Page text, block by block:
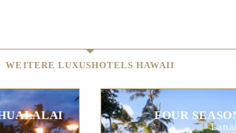
WEITERE LUXUSHOTELS HAWAII
HUALALAI FOUR